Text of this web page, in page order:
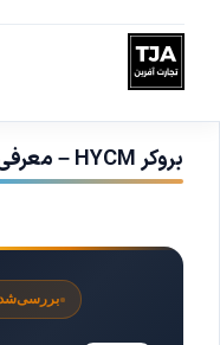
پرش
به
محتوابروکر HYCM – معرفی و بررسی HYCM